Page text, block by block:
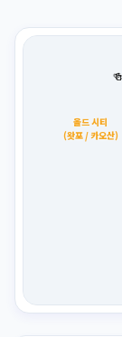
올드 시티
(왓포 / 카오산)